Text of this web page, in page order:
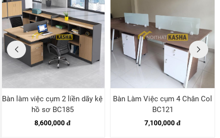
Bàn làm việc cụm 2 liền dãy kệ
hồ sơ BC185
8,600,000 đ
Bàn Làm Việc cụm 4 Chân Col
BC121
7,100,000 đ